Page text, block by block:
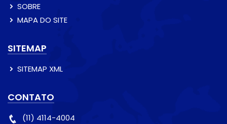
SOBRE
MAPA DO SITE
SITEMAP
SITEMAP XML
CONTATO
(11) 4114-4004